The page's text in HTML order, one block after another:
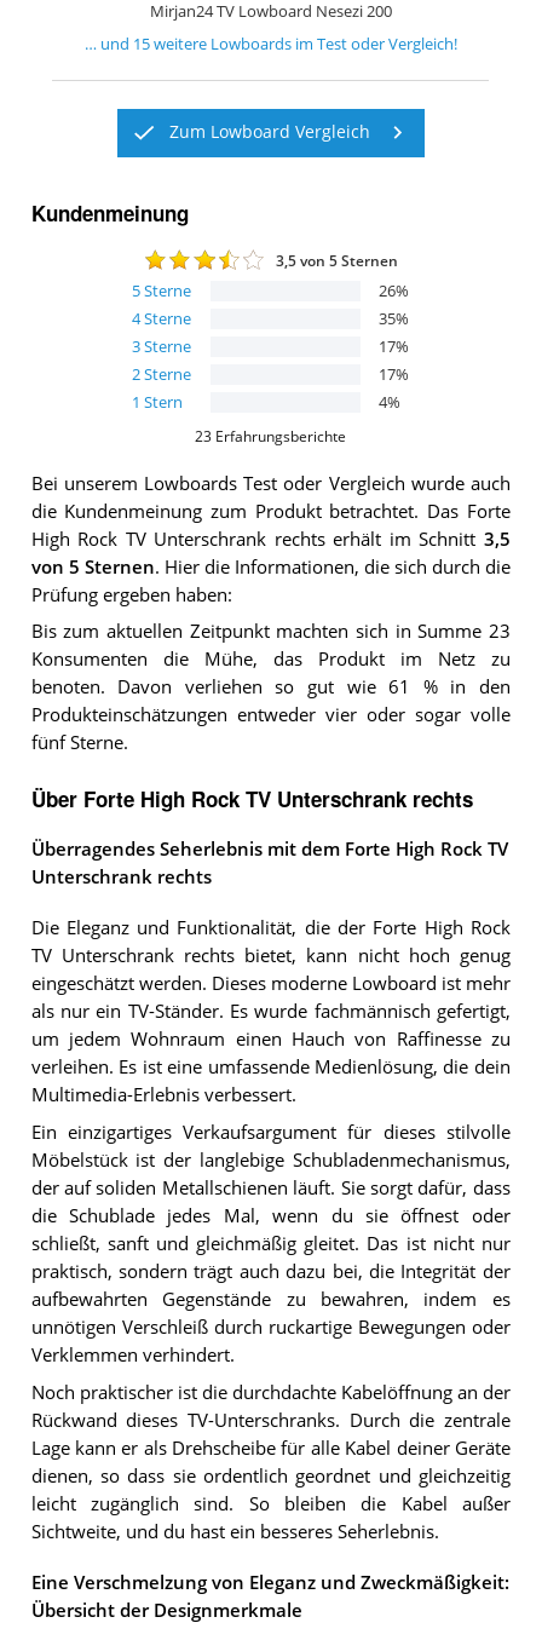
Mirjan24 TV Lowboard Nesezi 200
… und 15weitere Lowboardsim Test oder Vergleich!
Zum Lowboard Vergleich
Kundenmeinung
3,5von 5 Sternen
5Sterne 26%
4Sterne 35%
3Sterne 17%
2Sterne 17%
1 Stern 4%
23 Erfahrungsberichte
Bei unserem Lowboards Test oder Vergleich wurde auch
die Kundenmeinung zum Produkt betrachtet. Das Forte
High Rock TV Unterschrank rechtserhält im Schnitt 3,5
von 5 Sternen. Hier die Informationen, die sich durch die
Prüfung ergeben haben:
Bis zum aktuellen Zeitpunkt machten sich in Summe 23
Konsumenten die Mühe, das Produkt im Netz zu
benoten. Davon verliehen so gut wie 61 % in den
Produkteinschätzungen entweder vier oder sogar volle
fünf Sterne.
Über Forte High Rock TV Unterschrank rechts
Überragendes Seherlebnis mit dem Forte High Rock TV
Unterschrank rechts
Die Eleganz und Funktionalität, die der Forte High Rock
TV Unterschrank rechts bietet, kann nicht hoch genug
eingeschätzt werden. Dieses moderne Lowboard ist mehr
als nur ein TV-Ständer. Es wurde fachmännisch gefertigt,
um jedem Wohnraum einen Hauch von Raffinesse zu
verleihen. Es ist eine umfassende Medienlösung, die dein
Multimedia-Erlebnis verbessert.
Ein einzigartiges Verkaufsargument für dieses stilvolle
Möbelstück ist der langlebige Schubladenmechanismus,
der auf soliden Metallschienen läuft. Sie sorgt dafür, dass
die Schublade jedes Mal, wenn du sie öffnest oder
schließt, sanft und gleichmäßig gleitet. Das ist nicht nur
praktisch, sondern trägt auch dazu bei, die Integrität der
aufbewahrten Gegenstände zu bewahren, indem es
unnötigen Verschleiß durch ruckartige Bewegungen oder
Verklemmen verhindert.
Noch praktischer ist die durchdachte Kabelöffnung an der
Rückwand dieses TV-Unterschranks. Durch die zentrale
Lage kann er als Drehscheibe für alle Kabel deiner Geräte
dienen, so dass sie ordentlich geordnet und gleichzeitig
leicht zugänglich sind. So bleiben die Kabel außer
Sichtweite, und du hast ein besseres Seherlebnis.
Eine Verschmelzung von Eleganz und Zweckmäßigkeit:
Übersicht der Designmerkmale